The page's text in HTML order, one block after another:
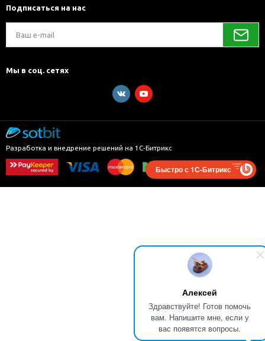
Алексей
Здравствуйте! Готов помочь
вам. Напишите мне, если у
вас появятся вопросы.
Подписаться на нас
Мы в соц. сетях
Разработка и внедрение решений на 1С-Битрикс
Быстро с 1С-Битрикс